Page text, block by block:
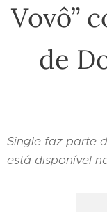
Vovô”
de
Single faz parte
está disponível